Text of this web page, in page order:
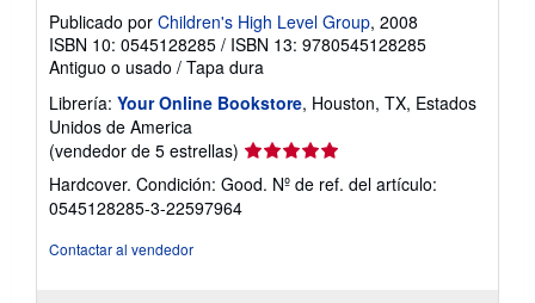
Publicado por Children's High Level Group, 2008
ISBN 10: 0545128285 / ISBN 13: 9780545128285
Antiguo o usado / Tapa dura
Librería: Your Online Bookstore, Houston, TX, Estados
Unidos de America
(vendedor de 5 estrellas) Calificación
del
vendedor:
Hardcover. Condición: Good. Nº de ref. del artículo:
0545128285-3-22597964
Contactar al vendedor